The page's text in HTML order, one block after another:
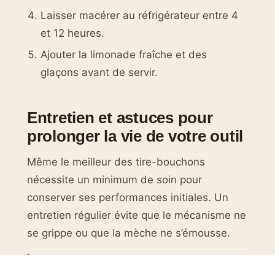
Laisser macérer au réfrigérateur entre 4
et 12 heures.
Ajouter la limonade fraîche et des
glaçons avant de servir.
Entretien et astuces pour
prolonger la vie de votre outil
Même le meilleur des tire-bouchons
nécessite un minimum de soin pour
conserver ses performances initiales. Un
entretien régulier évite que le mécanisme ne
se grippe ou que la mèche ne s’émousse.